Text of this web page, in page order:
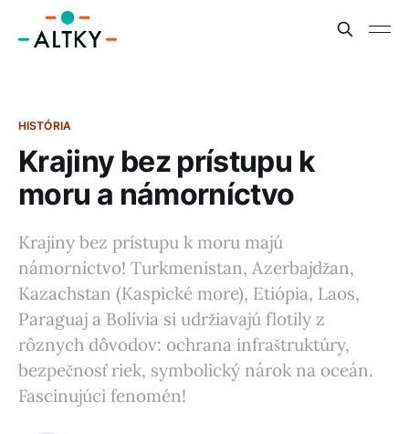
HISTÓRIA
Krajiny bez prístupu k
moru a námorníctvo
Krajiny bez prístupu k moru majú
námorníctvo! Turkmenistan, Azerbajdžan,
Kazachstan (Kaspické more), Etiópia, Laos,
Paraguaj a Bolívia si udržiavajú flotily z
rôznych dôvodov: ochrana infraštruktúry,
bezpečnosť riek, symbolický nárok na oceán.
Fascinujúci fenomén!